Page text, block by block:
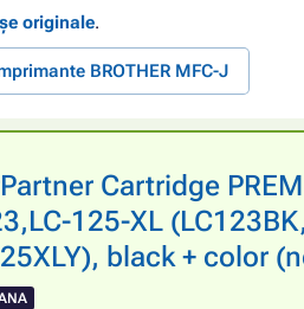
originale.
BROTHER MFC-J
Cartridge
125-XL
black + color